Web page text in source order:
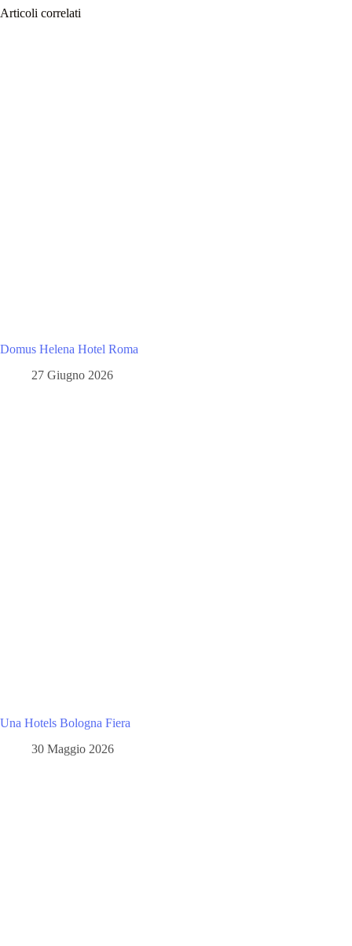
Articoli correlati
Domus Helena Hotel Roma
27 Giugno 2026
Una Hotels Bologna Fiera
30 Maggio 2026